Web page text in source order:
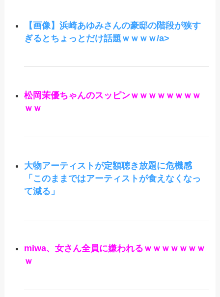
【画像】浜崎あゆみさんの豪邸の階段が狭す
ぎるとちょっとだけ話題ｗｗｗｗ/a>
松岡茉優ちゃんのスッピンｗｗｗｗｗｗｗｗ
ｗｗ
大物アーティストが定額聴き放題に危機感
「このままではアーティストが食えなくなっ
て減る」
miwa、女さん全員に嫌われるｗｗｗｗｗｗｗ
ｗ